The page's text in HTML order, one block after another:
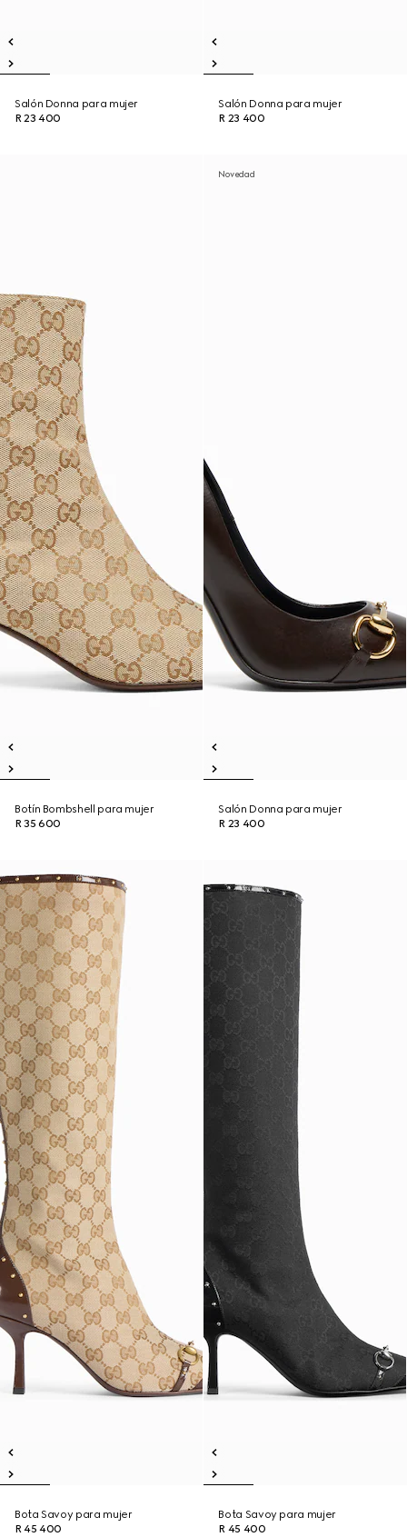
Salón Donna para mujer
R 23 400
Salón Donna para mujer
R 23 400
Botín Bombshell para mujer
R 35 600
Novedad
Salón Donna para mujer
R 23 400
Bota Savoy para mujer
R 45 400
Bota Savoy para mujer
R 45 400